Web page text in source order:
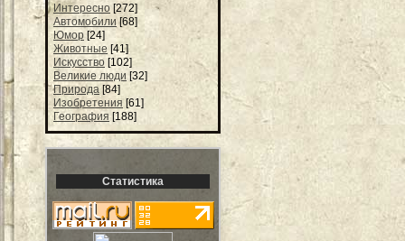
Интересно [272]
Автомобили [68]
Юмор [24]
Животные [41]
Искусство [102]
Великие люди [32]
Природа [84]
Изобретения [61]
География [188]
Статистика